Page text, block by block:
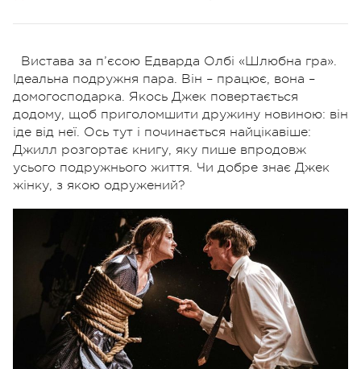
Вистава за п’єсою Едварда Олбі «Шлюбна гра».
Ідеальна подружня пара. Він – працює, вона –
домогосподарка. Якось Джек повертається
додому, щоб приголомшити дружину новиною: він
іде від неї. Ось тут і починається найцікавіше:
Джилл розгортає книгу, яку пише впродовж
усього подружнього життя. Чи добре знає Джек
жінку, з якою одружений?